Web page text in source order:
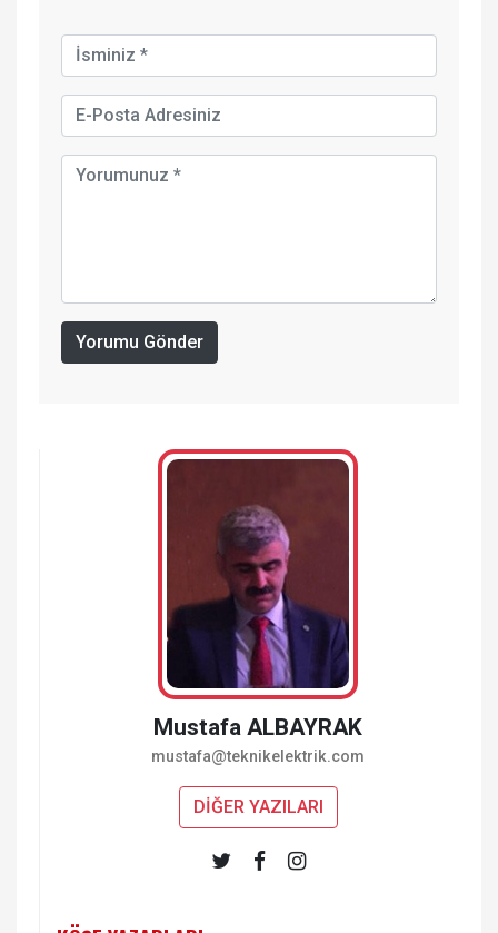
Yorumu Gönder
Mustafa ALBAYRAK
mustafa@teknikelektrik.com
DİĞER YAZILARI